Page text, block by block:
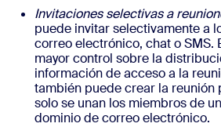
Invitaciones selectivas a
puede invitar selectivamente a
correo electrónico, chat o SMS.
mayor control sobre la
información de acceso a la
también puede crear la reunión
solo se unan los miembros de
dominio de correo electrónico.